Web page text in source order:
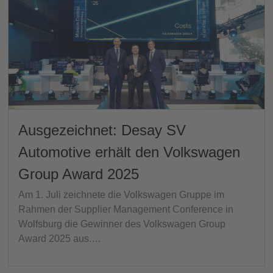
Ausgezeichnet: Desay SV
Automotive erhält den Volkswagen
Group Award 2025
Am 1. Juli zeichnete die Volkswagen Gruppe im
Rahmen der Supplier Management Conference in
Wolfsburg die Gewinner des Volkswagen Group
Award 2025 aus.…